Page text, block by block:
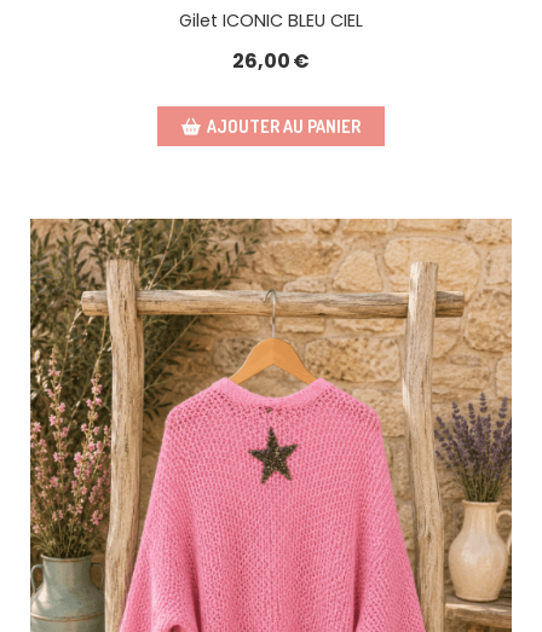
Gilet ICONIC BLEU CIEL
26,00€
AJOUTER AU PANIER